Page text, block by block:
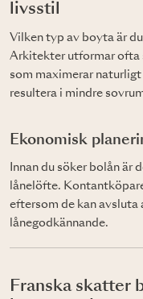
livsstil
Vilken typ av boyta är
Arkitekter utformar ofta
som maximerar
resultera i mindre
Ekonomisk
Innan du söker bolån
lånelöfte.
eftersom de kan avsluta
lånegodkännande.
Franska skatter